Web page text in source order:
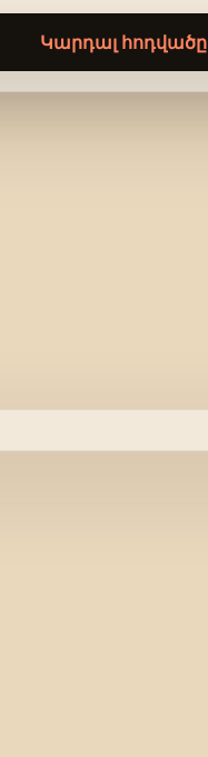
Կարդալ հոդվածը